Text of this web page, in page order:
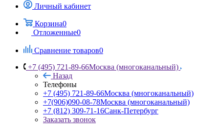
Личный кабинет
Корзина0
Отложенные0
Сравнение товаров0
+7 (495) 721-89-66Москва (многоканальный)
Назад
Телефоны
+7 (495) 721-89-66Москва (многоканальный)
+7(906)090-08-78Москва (многоканальный)
+7 (812) 309-71-16Санк-Петербург
Заказать звонок